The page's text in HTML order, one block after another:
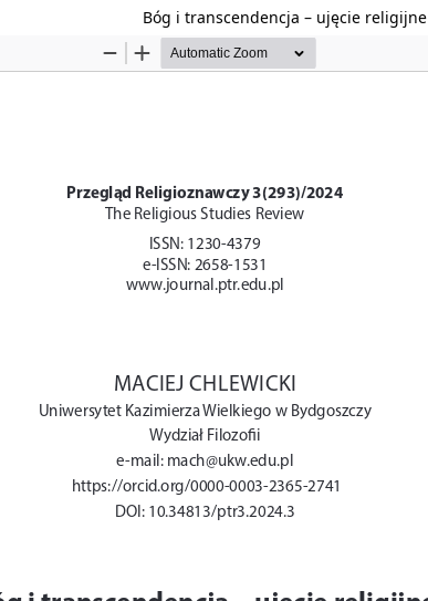
Bóg i transcendencja – ujęcie religijne